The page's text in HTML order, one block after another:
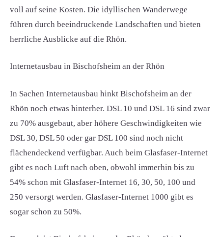
voll auf seine Kosten. Die idyllischen Wanderwege
führen durch beeindruckende Landschaften und bieten
herrliche Ausblicke auf die Rhön.
Internetausbau in Bischofsheim an der Rhön
In Sachen Internetausbau hinkt Bischofsheim an der
Rhön noch etwas hinterher. DSL 10 und DSL 16 sind zwar
zu 70% ausgebaut, aber höhere Geschwindigkeiten wie
DSL 30, DSL 50 oder gar DSL 100 sind noch nicht
flächendeckend verfügbar. Auch beim Glasfaser-Internet
gibt es noch Luft nach oben, obwohl immerhin bis zu
54% schon mit Glasfaser-Internet 16, 30, 50, 100 und
250 versorgt werden. Glasfaser-Internet 1000 gibt es
sogar schon zu 50%.